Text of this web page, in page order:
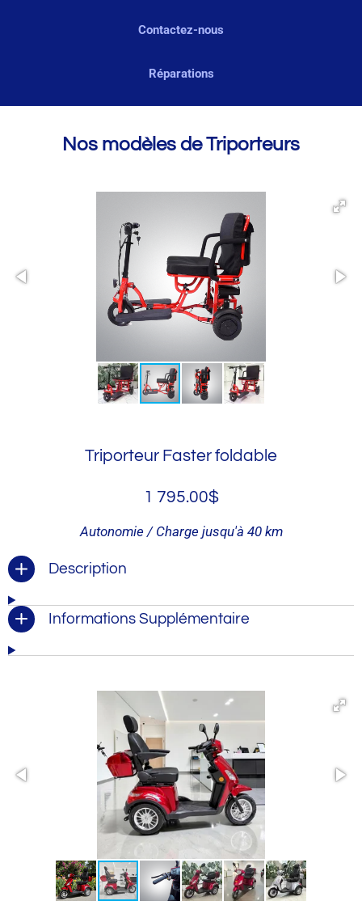
Contactez-nous
Réparations
Nos modèles de Triporteurs
Triporteur Faster foldable
1 795.00$
Autonomie / Charge jusqu'à 40 km
Description
Informations Supplémentaire